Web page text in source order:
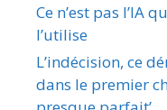
Ce n’est pas l’IA
l’utilise
L’indécision, ce
dans le premier